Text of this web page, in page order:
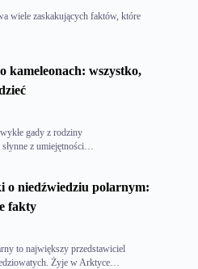
wiele zaskakujących faktów, które
kameleonach: wszystko,
gady z rodziny
z umiejętności…
o niedźwiedziu polarnym:
fakty
to największy przedstawiciel
Żyje w Arktyce…